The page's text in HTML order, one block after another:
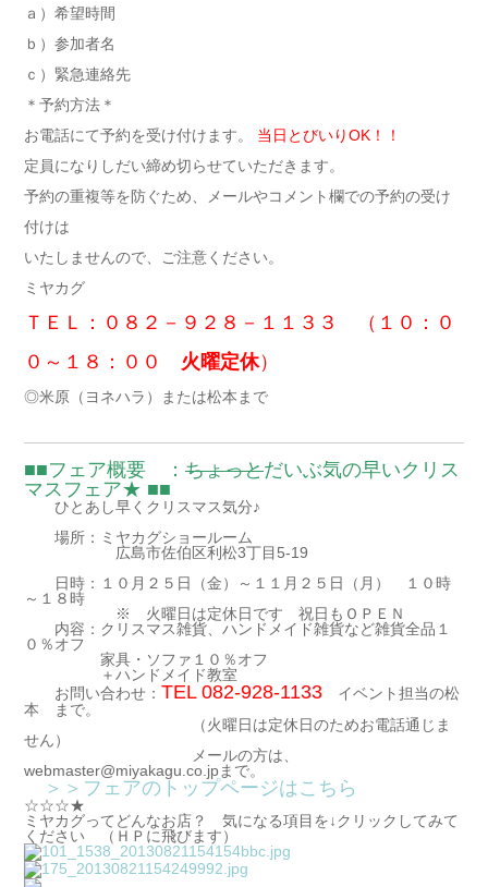
ａ）希望時間
ｂ）参加者名
ｃ）緊急連絡先
＊予約方法＊
お電話にて予約を受け付けます。
当日とびいりOK！！
定員になりしだい締め切らせていただきます。
予約の重複等を防ぐため、メールやコメント欄での予約の受け
付けは
いたしませんので、ご注意ください。
ミヤカグ
ＴＥＬ：０８２－９２８－１１３３ （１０：０
０～１８：００
火曜定休）
◎米原（ヨネハラ）または松本まで
■■フェア概要 ： ちょっとだいぶ気の早いクリス
マスフェア★ ■■
ひとあし早くクリスマス気分♪
場所：ミヤカグショールーム
広島市佐伯区利松3丁目5-19
日時：１０月２５日（金）～１１月２５日（月） １０時
～１８時
※ 火曜日は定休日です 祝日もＯＰＥＮ
内容：クリスマス雑貨、ハンドメイド雑貨など雑貨全品１
０％オフ
家具・ソファ１０％オフ
＋ハンドメイド教室
お問い合わせ： TEL 082-928-1133 イベント担当の松
本 まで。
（火曜日は定休日のためお電話通じま
せん）
メールの方は、
webmaster@miyakagu.co.jpまで。
＞＞フェアのトップページはこちら
☆☆☆★
ミヤカグってどんなお店？ 気になる項目を↓クリックしてみて
ください （ＨＰに飛びます）